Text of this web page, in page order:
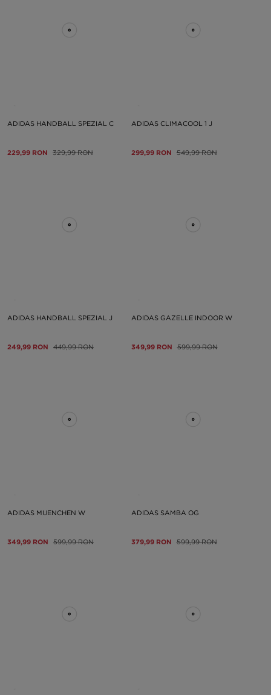
ADIDAS HANDBALL SPEZIAL C
229,99 RON 329,99 RON
ADIDAS CLIMACOOL 1 J
299,99 RON 549,99 RON
ADIDAS HANDBALL SPEZIAL J
249,99 RON 449,99 RON
ADIDAS GAZELLE INDOOR W
349,99 RON 599,99 RON
ADIDAS MUENCHEN W
349,99 RON 599,99 RON
ADIDAS SAMBA OG
379,99 RON 599,99 RON